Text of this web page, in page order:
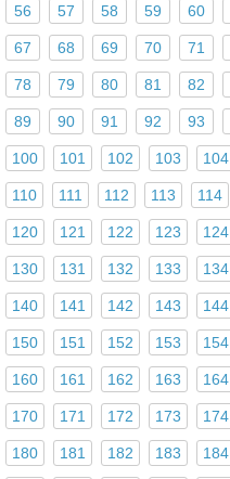
56 57 58 59 60
67 68 69 70 71
78 79 80 81 82
89 90 91 92 93
100 101 102 103 104
110 111 112 113 114
120 121 122 123 124
130 131 132 133 134
140 141 142 143 144
150 151 152 153 154
160 161 162 163 164
170 171 172 173 174
180 181 182 183 184